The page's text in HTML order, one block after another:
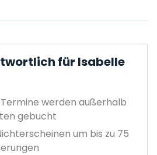
für Isabelle
werden außerhalb
gebucht
um bis zu 75